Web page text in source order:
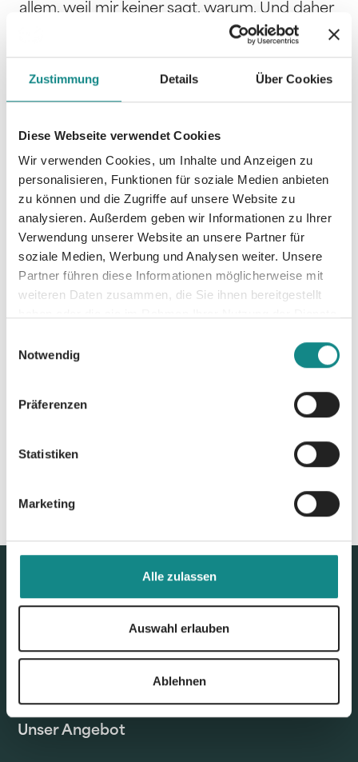
Zustimmung Details Über Cookies
Diese Webseite verwendet Cookies
Wir verwenden Cookies, um Inhalte und Anzeigen zu
personalisieren, Funktionen für soziale Medien anbieten
zu können und die Zugriffe auf unsere Website zu
analysieren. Außerdem geben wir Informationen zu Ihrer
Verwendung unserer Website an unsere Partner für
soziale Medien, Werbung und Analysen weiter. Unsere
Partner führen diese Informationen möglicherweise mit
weiteren Daten zusammen, die Sie ihnen bereitgestellt
Notwendig
Präferenzen
Statistiken
Marketing
Alle zulassen
Auswahl erlauben
Ablehnen
allem, weil mir keiner sagt, warum. Und daher
beschließe ich, dass ich mich nicht mehr
verfärbe, solange ich nicht weiß, wieso. Das
erste Abenteuer des frechen Chamäleons
Informationen
Unser Angebot